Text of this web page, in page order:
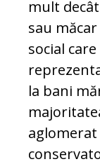
mult
sau
social
la bani